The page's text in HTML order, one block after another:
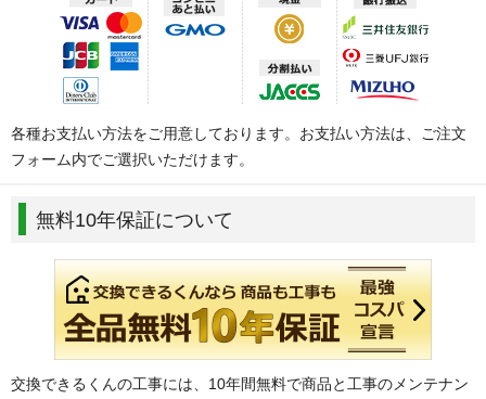
各種お支払い方法をご用意しております。お支払い方法は、ご注文
フォーム内でご選択いただけます。
無料10年保証について
交換できるくんの工事には、10年間無料で商品と工事のメンテナン